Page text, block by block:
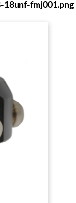
18unf-fmj001.png